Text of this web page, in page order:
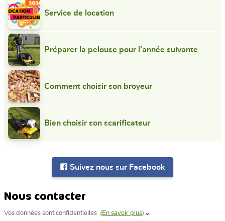
Service de location
Préparer la pelouse pour l’année suivante
Comment choisir son broyeur
Bien choisir son scarificateur
Suivez nous sur Facebook
Nous contacter
Vos données sont confidentielles (En savoir plus)